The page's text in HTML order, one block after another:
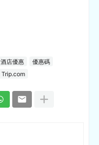
酒店優惠
優惠碼
Trip.com